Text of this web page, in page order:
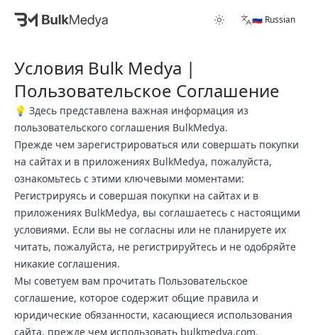
🇷🇺 Russian
Условия Bulk Medya |
Пользовательское Соглашение
💡 Здесь представлена важная информация из
пользовательского соглашения BulkMedya.
Прежде чем зарегистрироваться или совершать покупки
на сайтах и в приложениях BulkMedya, пожалуйста,
ознакомьтесь с этими ключевыми моментами:
Регистрируясь и совершая покупки на сайтах и в
приложениях BulkMedya, вы соглашаетесь с настоящими
условиями. Если вы не согласны или не планируете их
читать, пожалуйста, не регистрируйтесь и не одобряйте
никакие соглашения.
Мы советуем вам прочитать Пользовательское
соглашение, которое содержит общие правила и
юридические обязанности, касающиеся использования
сайта, прежде чем использовать bulkmedya.com.